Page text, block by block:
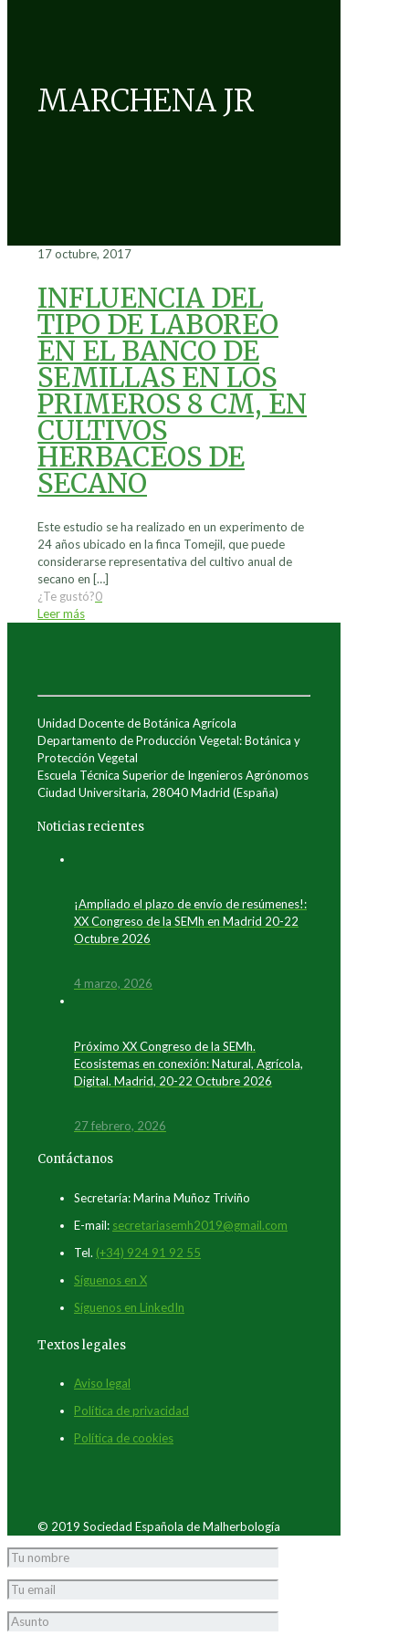
MARCHENA JR
17 octubre, 2017
INFLUENCIA DEL
TIPO DE LABOREO
EN EL BANCO DE
SEMILLAS EN LOS
PRIMEROS 8 CM, EN
CULTIVOS
HERBACEOS DE
SECANO
Este estudio se ha realizado en un experimento de
24 años ubicado en la finca Tomejil, que puede
considerarse representativa del cultivo anual de
secano en […]
¿Te gustó?0
Leer más
Unidad Docente de Botánica Agrícola
Departamento de Producción Vegetal: Botánica y
Protección Vegetal
Escuela Técnica Superior de Ingenieros Agrónomos
Ciudad Universitaria, 28040 Madrid (España)
Noticias recientes
¡Ampliado el plazo de envío de resúmenes!:
XX Congreso de la SEMh en Madrid 20-22
Octubre 2026
4 marzo, 2026
Próximo XX Congreso de la SEMh.
Ecosistemas en conexión: Natural, Agrícola,
Digital. Madrid, 20-22 Octubre 2026
27 febrero, 2026
Contáctanos
Secretaría: Marina Muñoz Triviño
E-mail: secretariasemh2019@gmail.com
Tel. (+34) 924 91 92 55
Síguenos en X
Síguenos en LinkedIn
Textos legales
Aviso legal
Política de privacidad
Política de cookies
© 2019 Sociedad Española de Malherbología